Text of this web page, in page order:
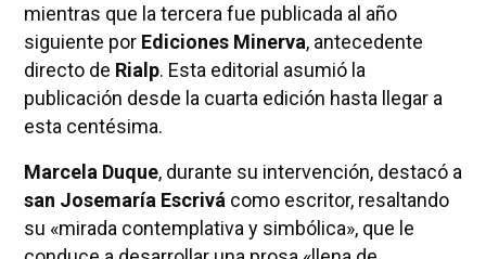
mientras que la tercera fue publicada al año
siguiente por Ediciones Minerva, antecedente
directo de Rialp. Esta editorial asumió la
publicación desde la cuarta edición hasta llegar a
esta centésima.
Marcela Duque, durante su intervención, destacó a
san Josemaría Escrivá como escritor, resaltando
su «mirada contemplativa y simbólica», que le